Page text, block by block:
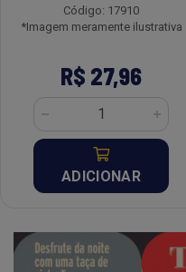
Código: 17910
*Imagem meramente ilustrativa
R$ 27,96
ADICIONAR